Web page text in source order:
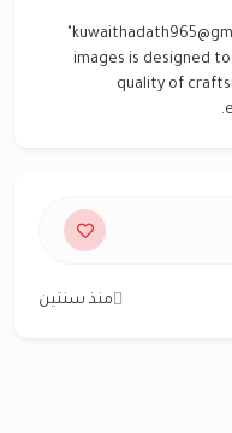
images is designed
quality of
منذ سنتين